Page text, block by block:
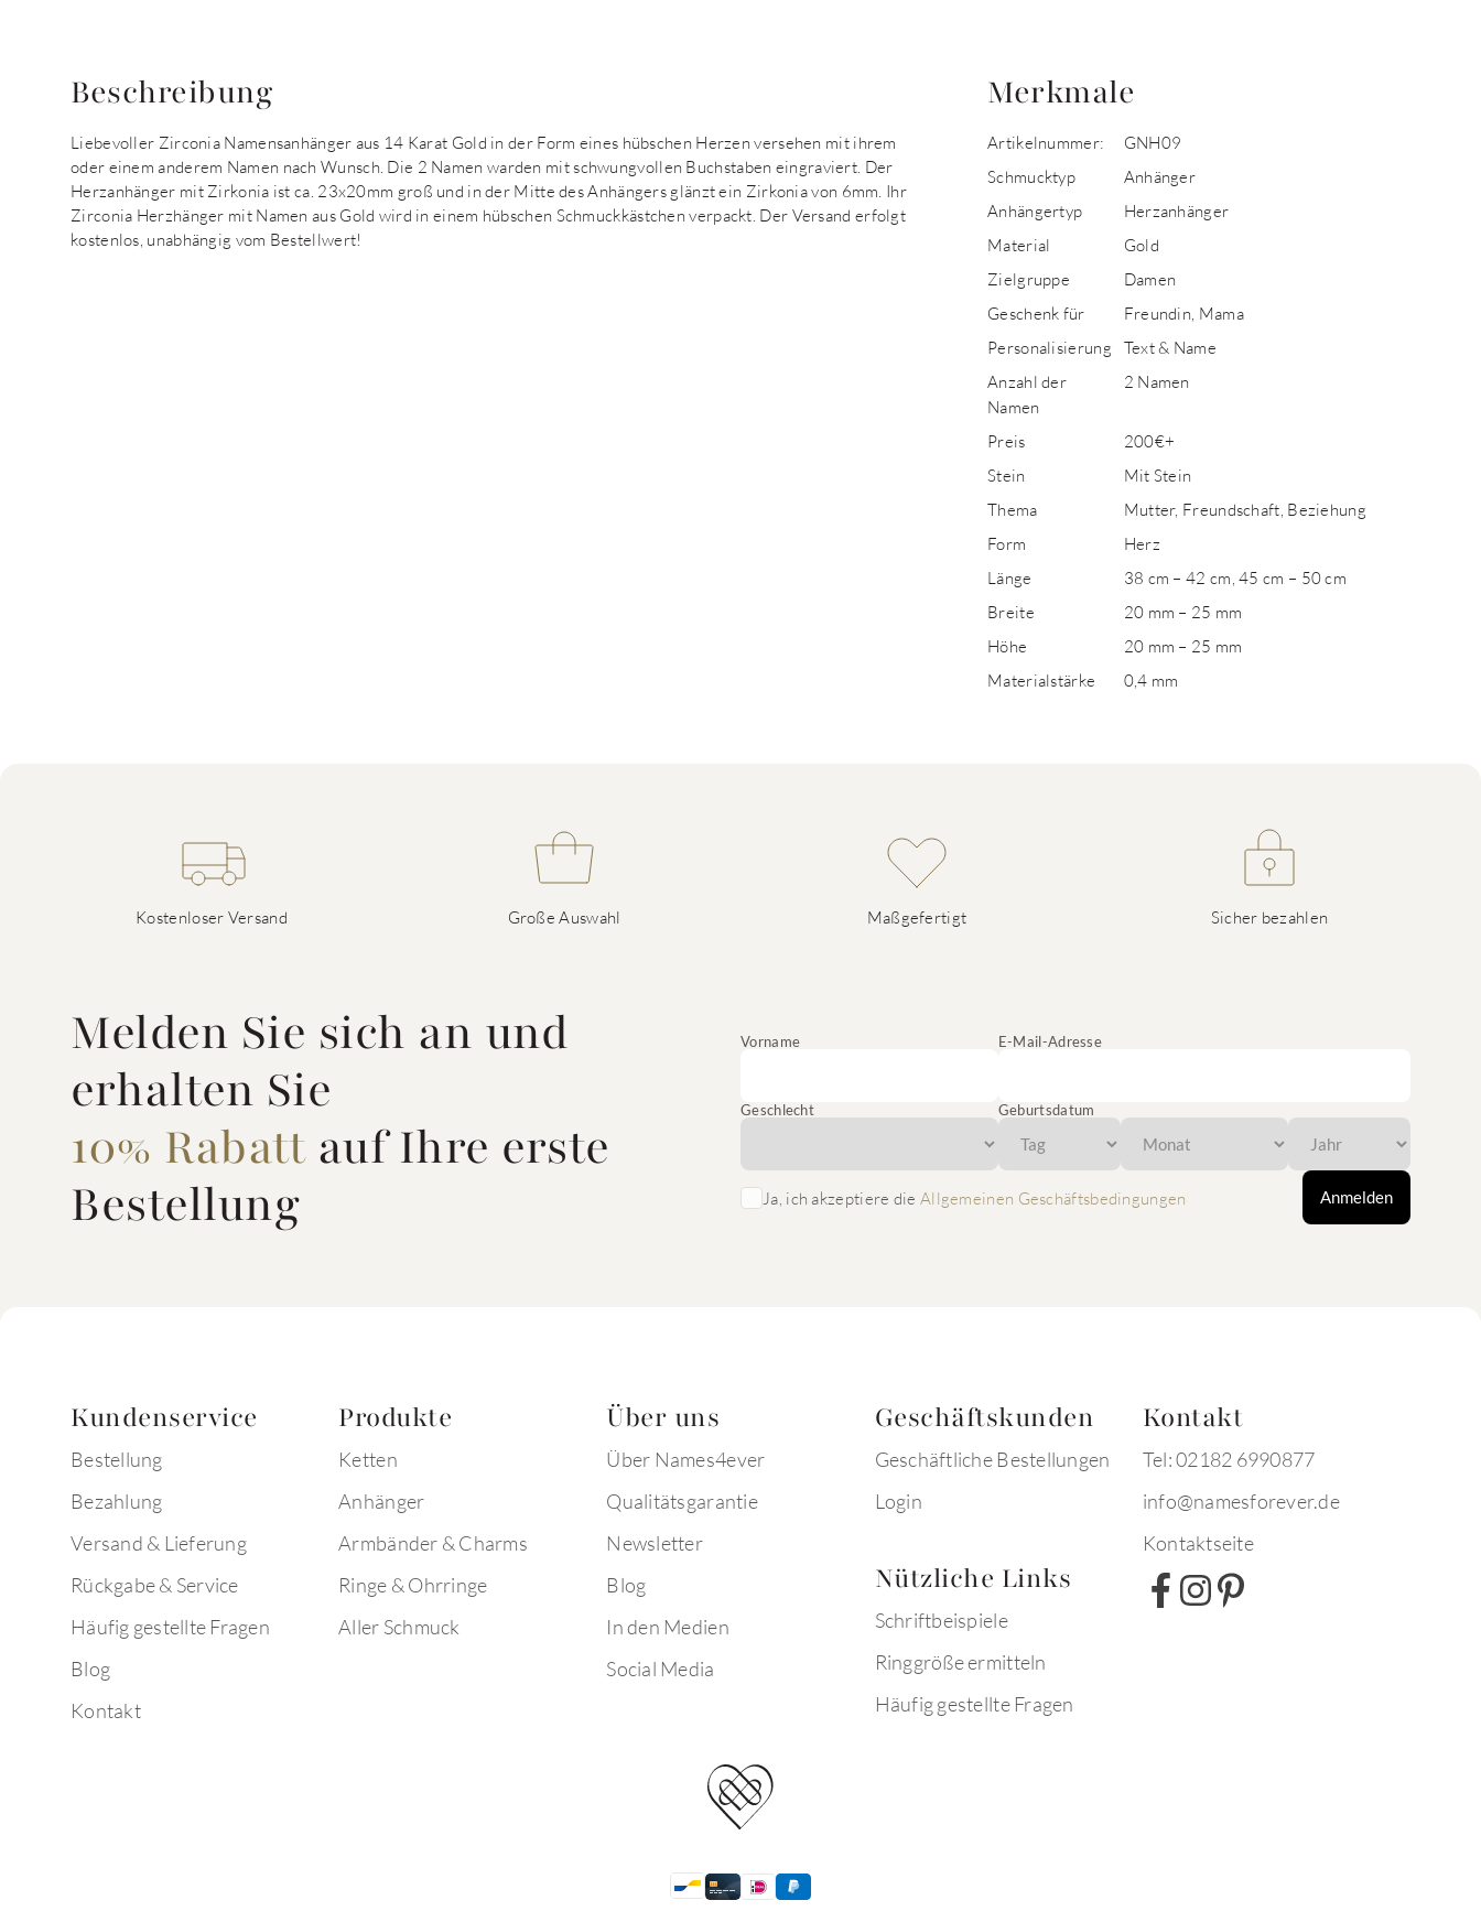
Beschreibung
Liebevoller Zirconia Namensanhänger aus 14 Karat Gold in der Form eines hübschen Herzen versehen mit ihrem
oder einem anderem Namen nach Wunsch. Die 2 Namen warden mit schwungvollen Buchstaben eingraviert. Der
Herzanhänger mit Zirkonia ist ca. 23x20mm groß und in der Mitte des Anhängers glänzt ein Zirkonia von 6mm. Ihr
Zirconia Herzhänger mit Namen aus Gold wird in einem hübschen Schmuckkästchen verpackt. Der Versand erfolgt
kostenlos, unabhängig vom Bestellwert!
Merkmale
Artikelnummer:
GNH09
Schmucktyp
Anhänger
Anhängertyp
Herzanhänger
Material
Gold
Zielgruppe
Damen
Geschenk für
Freundin, Mama
Personalisierung
Text & Name
Anzahl der
Namen
2 Namen
Preis
200€+
Stein
Mit Stein
Thema
Mutter, Freundschaft, Beziehung
Form
Herz
Länge
38 cm – 42 cm, 45 cm – 50 cm
Breite
20 mm – 25 mm
Höhe
20 mm – 25 mm
Materialstärke
0,4 mm
Kostenloser Versand Große Auswahl Maßgefertigt Sicher bezahlen
Melden Sie sich an und
erhalten Sie
10% Rabattauf Ihre erste
Bestellung
Vorname E-Mail-Adresse
Geschlecht Geburtsdatum
Ja, ich akzeptiere die Allgemeinen Geschäftsbedingungen Anmelden
Kundenservice
Bestellung
Bezahlung
Versand & Lieferung
Rückgabe & Service
Häufig gestellte Fragen
Blog
Kontakt
Produkte
Ketten
Anhänger
Armbänder & Charms
Ringe & Ohrringe
Aller Schmuck
Über uns
Über Names4ever
Qualitätsgarantie
Newsletter
Blog
In den Medien
Social Media
Geschäftskunden
Geschäftliche Bestellungen
Login
Nützliche Links
Schriftbeispiele
Ringgröße ermitteln
Häufig gestellte Fragen
Kontakt
Tel: 02182 6990877
info@namesforever.de
Kontaktseite